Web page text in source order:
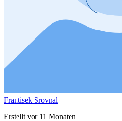
Frantisek Srovnal
Erstellt vor 11 Monaten